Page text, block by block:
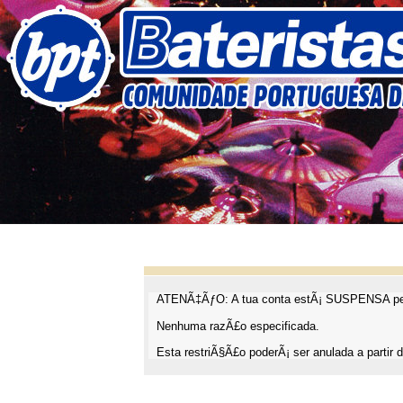
ATENÃ‡ÃƒO: A tua conta estÃ¡ SUSPENSA
Nenhuma razÃ£o especificada.
Esta restriÃ§Ã£o poderÃ¡ ser anulada a partir